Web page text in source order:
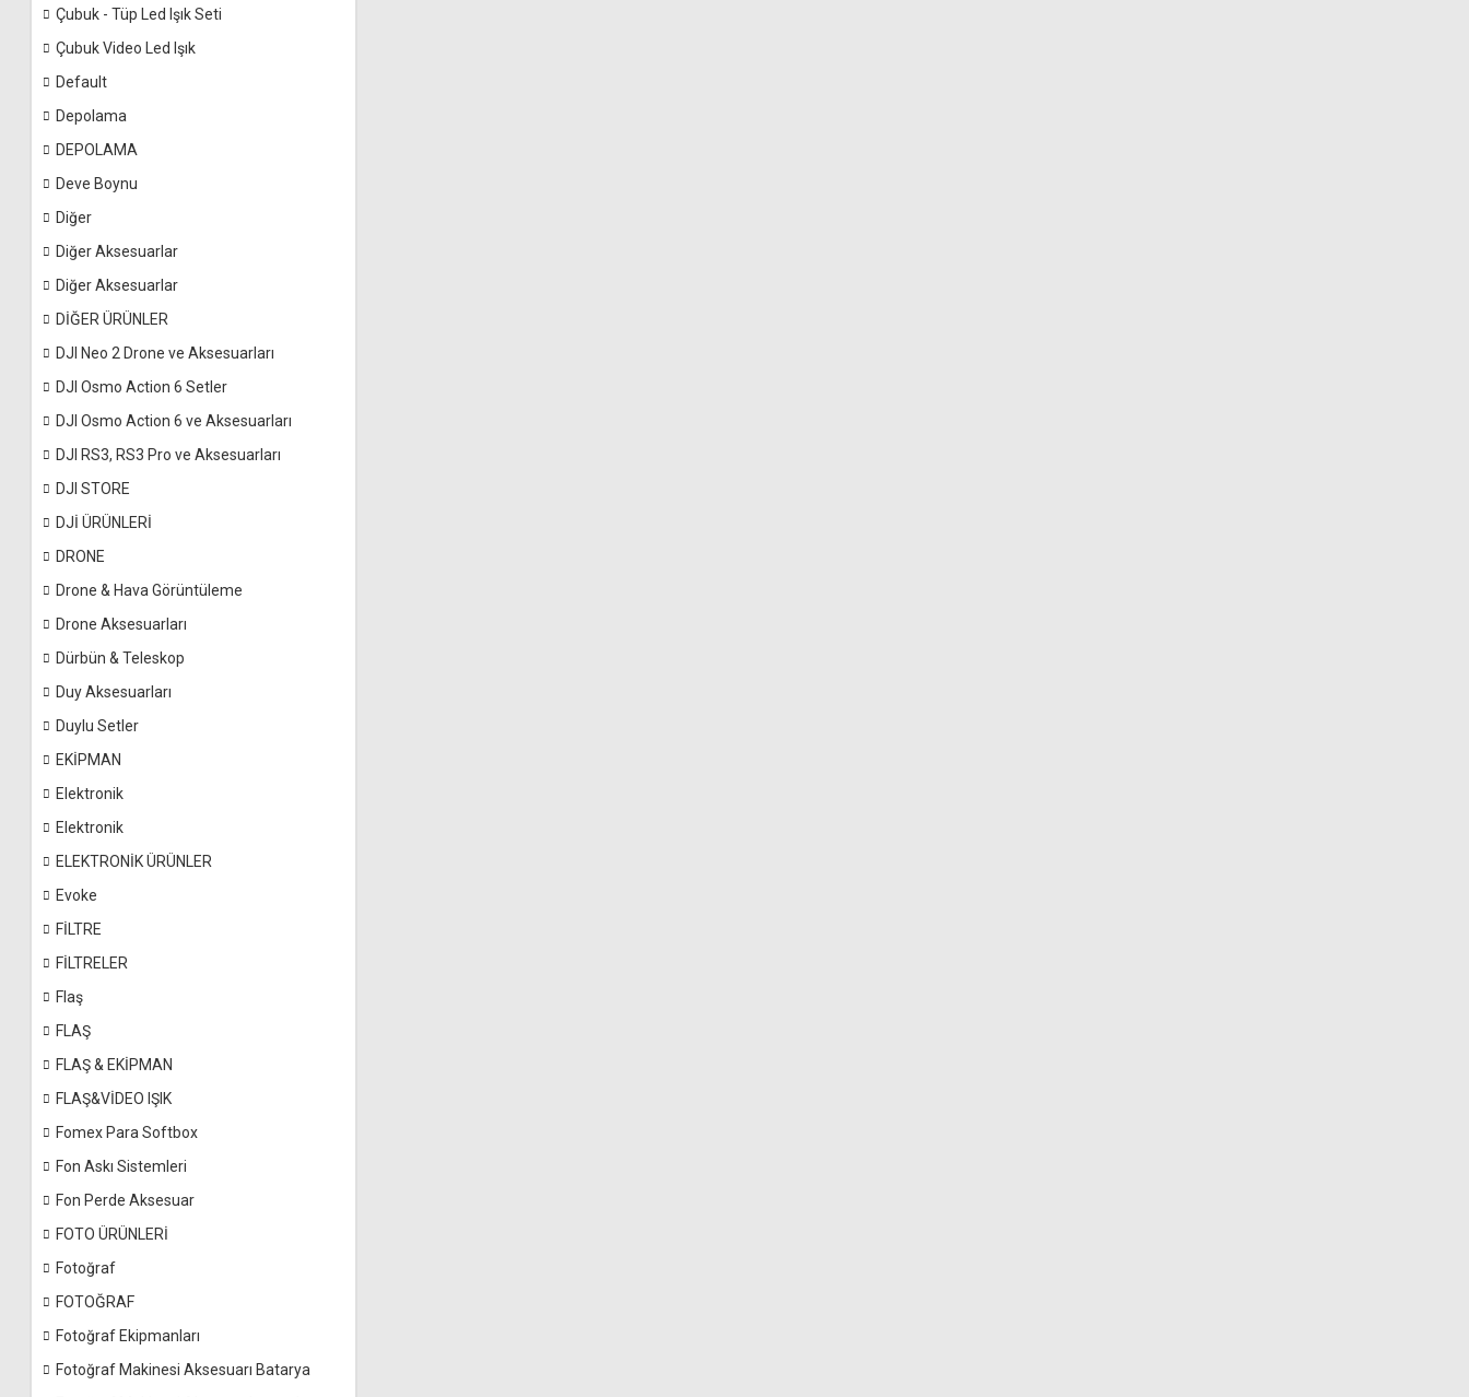
Çubuk - Tüp Led Işık Seti
Çubuk Video Led Işık
Default
Depolama
DEPOLAMA
Deve Boynu
Diğer
Diğer Aksesuarlar
Diğer Aksesuarlar
DİĞER ÜRÜNLER
DJI Neo 2 Drone ve Aksesuarları
DJI Osmo Action 6 Setler
DJI Osmo Action 6 ve Aksesuarları
DJI RS3, RS3 Pro ve Aksesuarları
DJI STORE
DJİ ÜRÜNLERİ
DRONE
Drone & Hava Görüntüleme
Drone Aksesuarları
Dürbün & Teleskop
Duy Aksesuarları
Duylu Setler
EKİPMAN
Elektronik
Elektronik
ELEKTRONİK ÜRÜNLER
Evoke
FİLTRE
FİLTRELER
Flaş
FLAŞ
FLAŞ & EKİPMAN
FLAŞ&VİDEO IŞIK
Fomex Para Softbox
Fon Askı Sistemleri
Fon Perde Aksesuar
FOTO ÜRÜNLERİ
Fotoğraf
FOTOĞRAF
Fotoğraf Ekipmanları
Fotoğraf Makinesi Aksesuarı Batarya